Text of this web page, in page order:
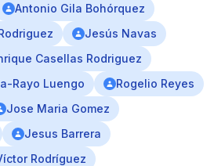
Antonio Gila Bohórquez
Jesús Navas
Casellas Rodriguez
Rayo Luengo
Rogelio Reyes
Jose Maria Gomez
Jesus Barrera
Rodríguez